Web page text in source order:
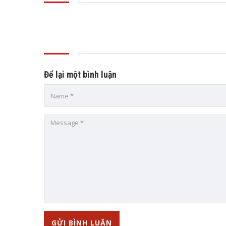
Để lại một bình luận